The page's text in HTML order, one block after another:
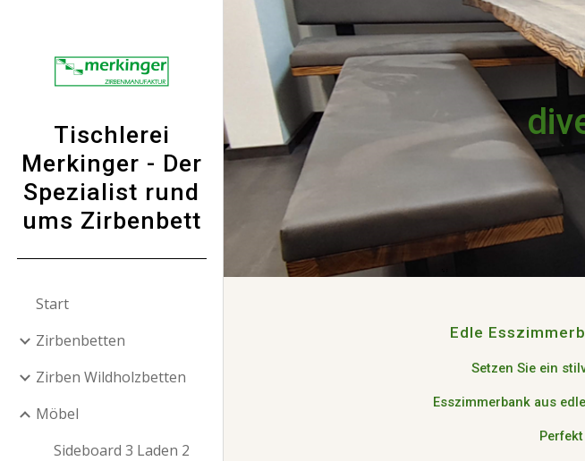
Skip to main content
Tischlerei
Merkinger - Der
Spezialist rund
ums Zirbenbett
Start
Zirbenbetten
Zirben Wildholzbetten
Möbel
Sideboard 3 Laden 2
Edle
Setzen Sie ein
Esszimmerbank aus